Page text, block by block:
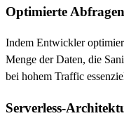
Optimierte
Indem Entwickler
Menge der Daten, die
bei hohem Traffic
Serverless-